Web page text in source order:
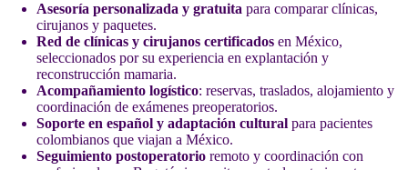
Asesoría personalizada y gratuita para comparar clínicas,
cirujanos y paquetes.
Red de clínicas y cirujanos certificados en México,
seleccionados por su experiencia en explantación y
reconstrucción mamaria.
Acompañamiento logístico: reservas, traslados, alojamiento y
coordinación de exámenes preoperatorios.
Soporte en español y adaptación cultural para pacientes
colombianos que viajan a México.
Seguimiento postoperatorio remoto y coordinación con